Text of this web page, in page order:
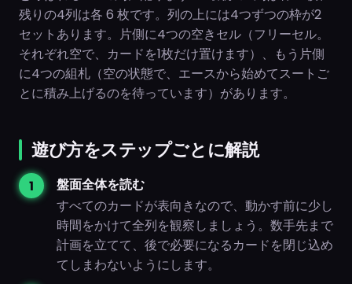
残りの4列は各 6 枚です。列の上には4つずつの枠が2
セットあります。片側に4つの空きセル（フリーセル。
それぞれ空で、カードを1枚だけ置けます）、もう片側
に4つの組札（空の状態で、エースから始めてスートご
とに積み上げるのを待っています）があります。
遊び方をステップごとに解説
盤面全体を読む
すべてのカードが表向きなので、動かす前に少し
時間をかけて全列を観察しましょう。数手先まで
計画を立てて、後で必要になるカードを閉じ込め
てしまわないようにします。